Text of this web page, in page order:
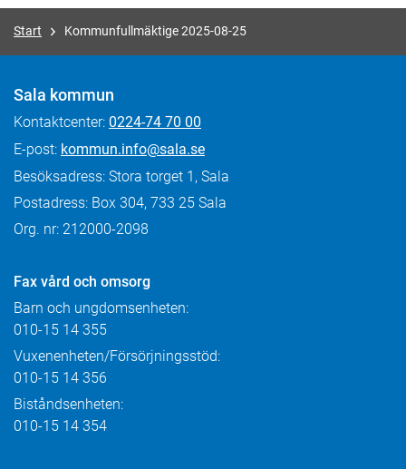
Start Kommunfullmäktige 2025-08-25
Sala kommun
Kontaktcenter: 0224-74 70 00
E-post: kommun.info@sala.se
Besöksadress: Stora torget 1, Sala
Postadress: Box 304, 733 25 Sala
Org. nr: 212000-2098
Fax vård och omsorg
Barn och ungdomsenheten:
010-15 14 355
Vuxenenheten/Försörjningsstöd:
010-15 14 356
Biståndsenheten:
010-15 14 354